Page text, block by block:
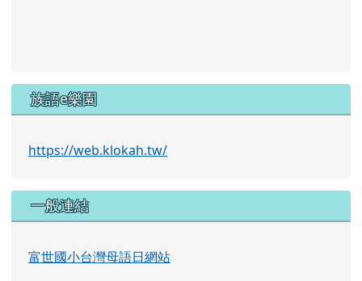
族語e樂園
https://web.klokah.tw/
一般連結
富世國小台灣母語日網站